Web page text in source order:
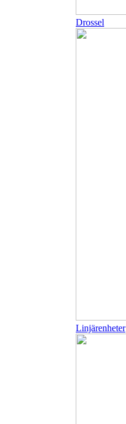
Drossel
Linjärenheter